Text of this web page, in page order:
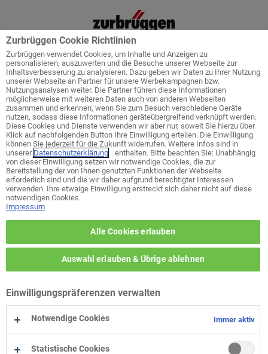
Startseite Service Küchenplanung
Welches ist ihr bevorzugtes Wohn-
Zentrum?
zurück zur Themen-Auswahl
Wohn-Zentrum Unna
Wohn-Zentrum Delmenhorst
Wohn-Zentrum Bielefeld
Wohn-Zentrum Oelde
Wohn-Zentrum Herne
Zurbrüggen Cookie Richtlinien
Zurbrüggen verwendet Cookies, um Inhalte und Anzeigen zu
personalisieren, auszuwerten und die Besuche unserer Webseite zur
Inhaltsverbesserung zu analysieren. Dazu geben wir Daten zu Ihrer Nutzung
unserer Webseite an Partner für unsere Werbekampagnen bzw.
Nutzungsanalysen weiter. Die Partner führen diese Informationen
möglicherweise mit weiteren Daten auch von anderen Webseiten
zusammen und erkennen, wenn Sie zum Besuch verschiedene Geräte
nutzen, sodass diese Informationen geräteübergreifend verknüpft werden.
Diese Cookies und Dienste verwenden wir aber nur, soweit Sie hierzu über
Klick auf nachfolgenden Button Ihre Einwilligung erteilen. Die Einwilligung
können Sie jederzeit für die Zukunft widerrufen. Weitere Infos sind in
unserer Datenschutzerklärung
enthalten. Bitte beachten Sie: Unabhängig
von dieser Einwilligung setzen wir notwendige Cookies, die zur
Bereitstellung der von Ihnen genutzten Funktionen der Webseite
erforderlich sind und die wir daher aufgrund berechtigter Interessen
verwenden. Ihre etwaige Einwilligung erstreckt sich daher nicht auf diese
notwendigen Cookies.
Impressum
Alle Cookies erlauben
Auswahl erlauben & Übrige ablehnen
Einwilligungspräferenzen verwalten
Notwendige Cookies Immer aktiv
Statistische Cookies